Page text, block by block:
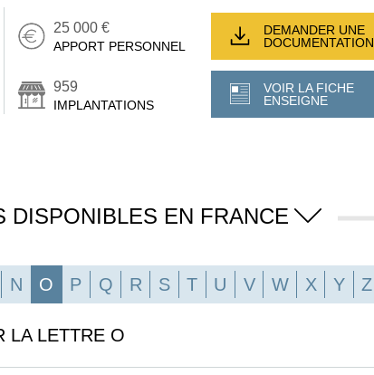
25 000 €
APPORT PERSONNEL
959
IMPLANTATIONS
DEMANDER UNE
DOCUMENTATION
VOIR LA FICHE
ENSEIGNE
DISPONIBLES EN FRANCE
N O P Q R S T U V W X Y Z
LA LETTRE O